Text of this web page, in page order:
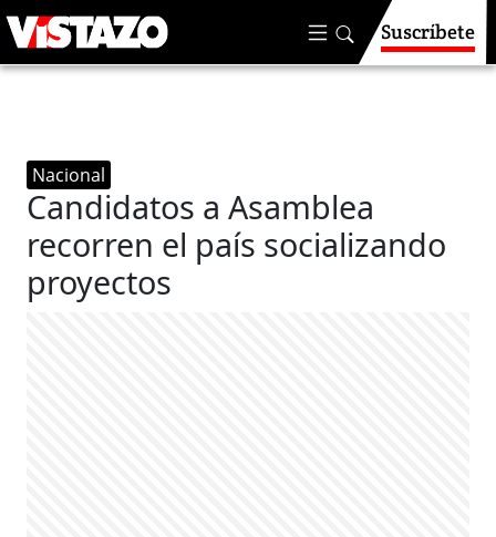
Suscríbete
Nacional
Candidatos a Asamblea
recorren el país socializando
proyectos